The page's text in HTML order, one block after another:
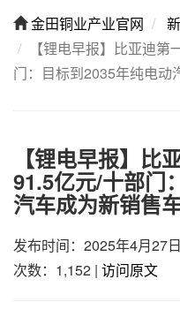
金田铜业产业官网
【锂电早报】比亚迪
门：目标到2035年纯电动
【锂电早报】比
91.5亿元/十部门
汽车成为新销售
发布时间：2025年4月27日
次数：1,152 | 访问原文